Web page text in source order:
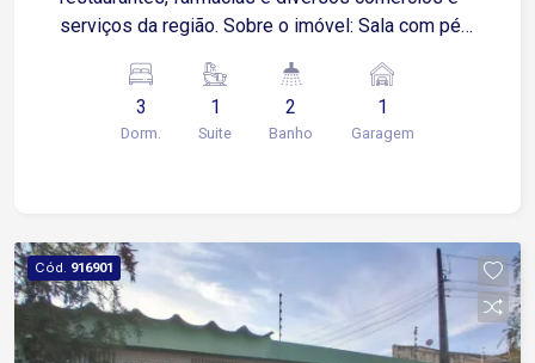
serviços da região. Sobre o imóvel: Sala com pé-
quartos, sendo 1 suíte Banheiros com box
blindex Quintal Espaço gourmet Garagem: 1 vaga
coberta Condomínio Horto Florestal I oferece:
excelente infraestrutura de lazer. Agende já sua
visita!
3
Dorm.
1
Suite
2
Banho
1
Garagem
Cód. 916901